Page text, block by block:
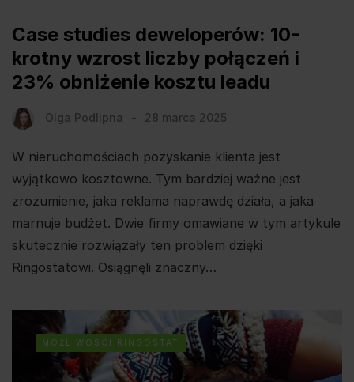
Case studies deweloperów: 10-
krotny wzrost liczby połączeń i
23% obniżenie kosztu leadu
Olga Podlipna 28 marca 2025
W nieruchomościach pozyskanie klienta jest
wyjątkowo kosztowne. Tym bardziej ważne jest
zrozumienie, jaka reklama naprawdę działa, a jaka
marnuje budżet. Dwie firmy omawiane w tym artykule
skutecznie rozwiązały ten problem dzięki
Ringostatowi. Osiągnęli znaczny…
MOŻLIWOSCI RINGOSTAT